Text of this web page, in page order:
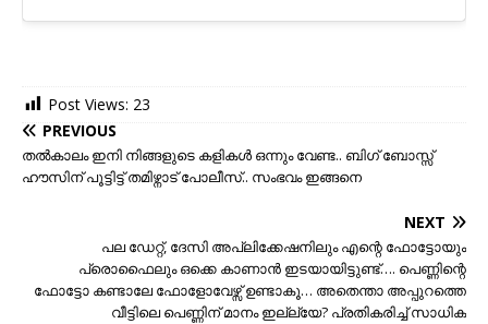
Post Views: 23
PREVIOUS
തല്‍കാലം ഇനി നിങ്ങളുടെ കളികള്‍ ഒന്നും വേണ്ട.. ബിഗ്‌ ബോസ്സ്
ഹൗസിന് പൂട്ടിട്ട് തമിഴ്നാട് പോലീസ്.. സംഭവം ഇങ്ങനെ
NEXT
പല ഡേറ്റ്, ദേസി അപ്ലിക്കേഷനിലും എന്റെ ഫോട്ടോയും
പ്രൊഫൈലും ഒക്കെ കാണാൻ ഇടയായിട്ടുണ്ട്…. പെണ്ണിന്റെ
ഫോട്ടോ കണ്ടാലേ ഫോളോവേഴ്സ് ഉണ്ടാകൂ… അതെന്താ അപ്പുറത്തെ
വീട്ടിലെ പെണ്ണിന് മാനം ഇല്ല്യേ? പ്രതികരിച്ച് സാധിക